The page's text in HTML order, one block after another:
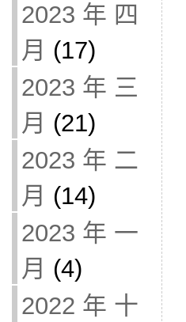
2023 年 四
月 (17)
2023 年 三
月 (21)
2023 年 二
月 (14)
2023 年 一
月 (4)
2022 年 十